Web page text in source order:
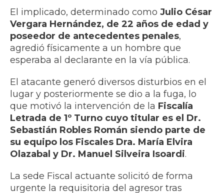
El implicado, determinado como Julio César
Vergara Hernández, de 22 años de edad y
poseedor de antecedentes penales,
agredió físicamente a un hombre que
esperaba al declarante en la vía pública.
El atacante generó diversos disturbios en el
lugar y posteriormente se dio a la fuga, lo
que motivó la intervención de la Fiscalía
Letrada de 1º Turno cuyo titular es el Dr.
Sebastián Robles Román siendo parte de
su equipo los Fiscales Dra. María Elvira
Olazabal y Dr. Manuel Silveira Isoardi.
La sede Fiscal actuante solicitó de forma
urgente la requisitoria del agresor tras